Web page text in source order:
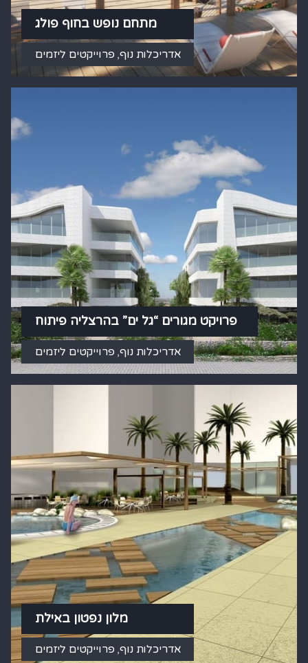
מתחם נופש בחוף פולג
אדריכלות נוף, פרוייקטים ליזמים
פרויקט מגורים “גל ים” בהרצליה פיתוח
אדריכלות נוף, פרוייקטים ליזמים
מלון נפטון באילת
אדריכלות נוף, פרוייקטים ליזמים